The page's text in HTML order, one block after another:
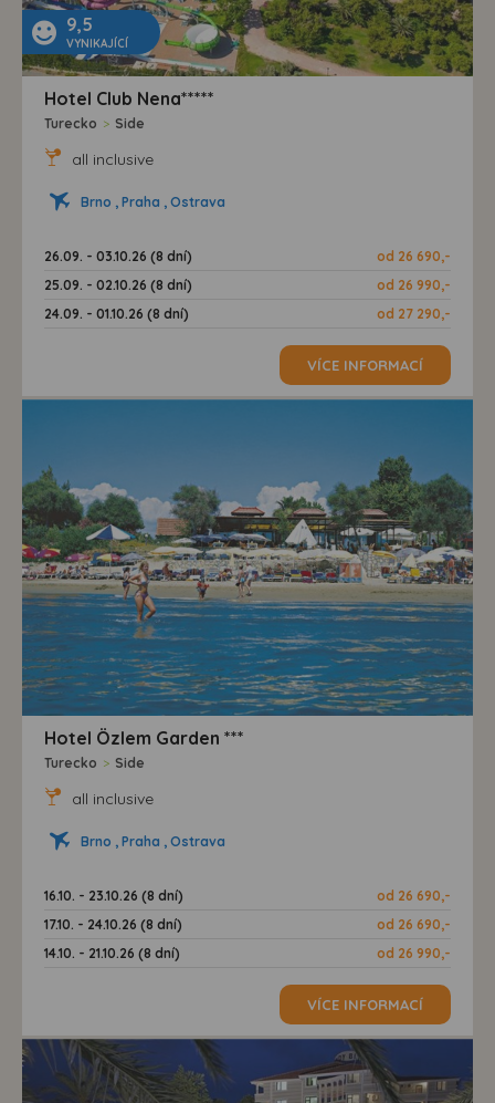
9,5
VYNIKAJÍCÍ
Hotel Club Nena*****
Turecko > Side
all inclusive
Brno , Praha , Ostrava
26.09. - 03.10.26 (8 dní)
od 26 690,-
25.09. - 02.10.26 (8 dní)
od 26 990,-
24.09. - 01.10.26 (8 dní)
od 27 290,-
VÍCE INFORMACÍ
Hotel Özlem Garden ***
Turecko > Side
all inclusive
Brno , Praha , Ostrava
16.10. - 23.10.26 (8 dní)
od 26 690,-
17.10. - 24.10.26 (8 dní)
od 26 690,-
14.10. - 21.10.26 (8 dní)
od 26 990,-
VÍCE INFORMACÍ